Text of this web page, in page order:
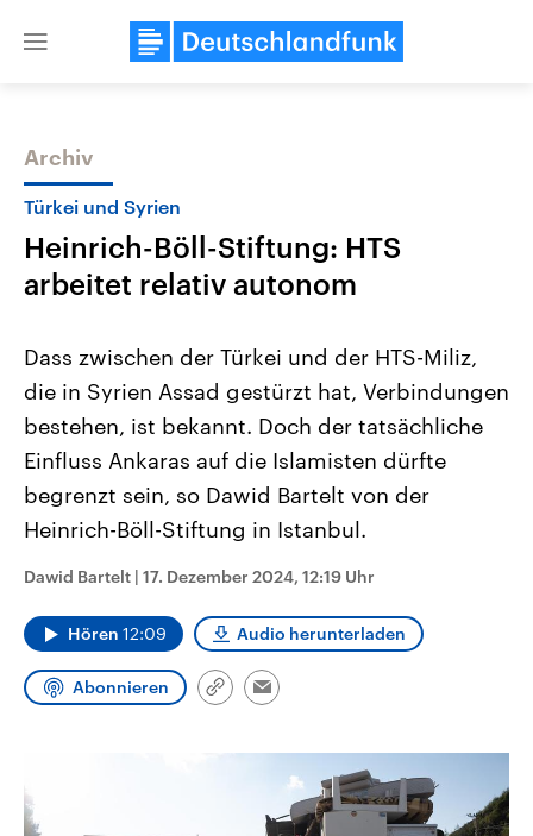
Close
Themen
Landtagswahl Sachsen-Anhalt
2026
Alle Informationen
Sachsen-Anhalt wählt am 6.
September 2026 einen neuen
Landtag. Seit 2021 wird das
Bundesland von einer Koalition aus
CDU, SPD und FDP regiert.-
Umfragen, Prognosen,
Wahlprogramme, aktuelle Berichte
und Kandidaten der anstehenden
Wahl.
USA
Aktuelle Beiträge,
Hintergründe
Wirtschaftlich und
gehören die Vereinigten
den mächtigsten Ländern
mit großem Einfluss auf
Archiv
Türkei und Syrien
Heinrich-Böll-Stiftung: HTS
arbeitet relativ autonom
Dass zwischen der Türkei und der HTS-Miliz,
die in Syrien Assad gestürzt hat, Verbindungen
bestehen, ist bekannt. Doch der tatsächliche
Einfluss Ankaras auf die Islamisten dürfte
begrenzt sein, so Dawid Bartelt von der
Heinrich-Böll-Stiftung in Istanbul.
Dawid Bartelt | 17. Dezember 2024, 12:19 Uhr
Hören 12:09 Audio herunterladen
Abonnieren
Link
Email